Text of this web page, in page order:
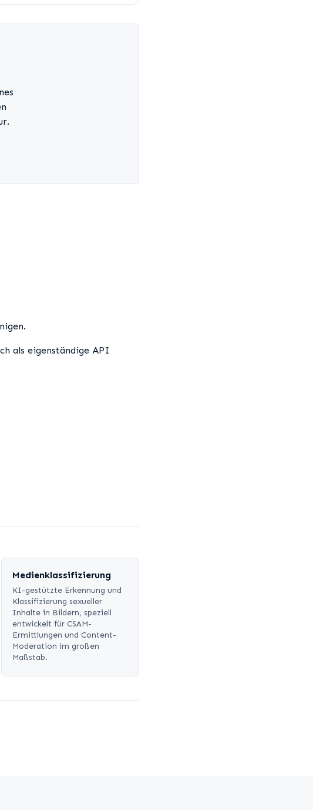
als eigenständige API
Medienklassifizierung
KI-gestützte Erkennung und
Klassifizierung sexueller
Inhalte in Bildern, speziell
entwickelt für CSAM-
Ermittlungen und Content-
Moderation im großen
Maßstab.